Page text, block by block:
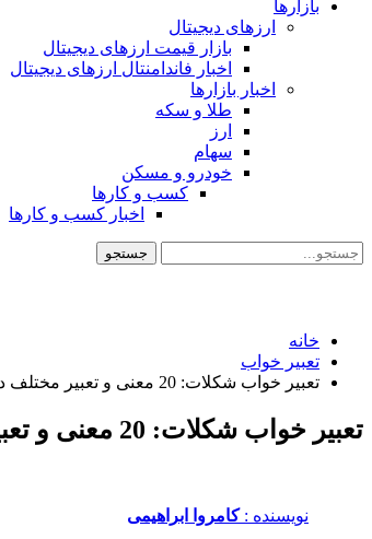
بازارها
ارزهای دیجیتال
بازار قیمت ارزهای دیجیتال
اخبار فاندامنتال ارزهای دیجیتال
اخبار بازارها
طلا و سکه
ارز
سهام
خودرو و مسکن
کسب و کارها
اخبار کسب و کارها
خانه
تعبیر خواب
تعبیر خواب شکلات: 20 معنی و تعبیر مختلف دیدن شکلات در خواب
تعبیر خواب شکلات: 20 معنی و تعبیر مختلف دیدن شکلات در خواب
نویسنده :‌کامروا ابراهیمی